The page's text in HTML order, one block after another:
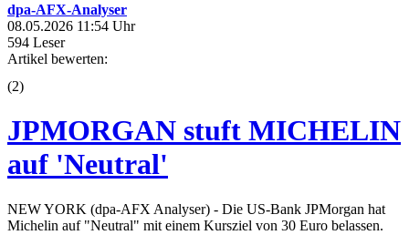
dpa-AFX-Analyser
08.05.2026 11:54 Uhr
594 Leser
Artikel bewerten:
(2)
JPMORGAN stuft MICHELIN
auf 'Neutral'
NEW YORK (dpa-AFX Analyser) - Die US-Bank JPMorgan hat
Michelin auf "Neutral" mit einem Kursziel von 30 Euro belassen.